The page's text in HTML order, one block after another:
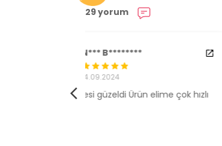
29 yorum
Ürününe sahip çıkan,
açıklamalar ile gönderen,
ve kaliteli , hızlı gönderi